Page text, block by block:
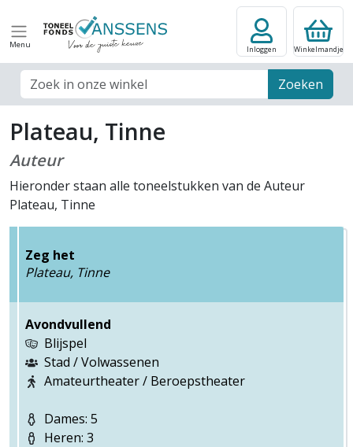
Menu
Zoek veld Zoeken
Inloggen Winkelmandje
Plateau, Tinne
Auteur
Hieronder staan alle toneelstukken van de Auteur
Plateau, Tinne
Zeg het
Plateau, Tinne
Avondvullend
Blijspel
Stad / Volwassenen
Amateurtheater / Beroepstheater
Dames: 5
Heren: 3